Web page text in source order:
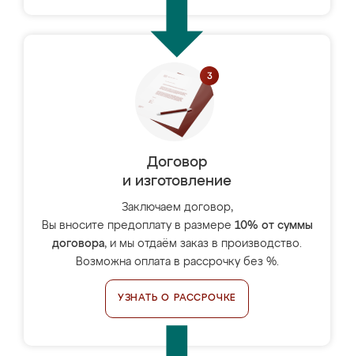
Договор
и изготовление
Заключаем договор,
Вы вносите предоплату в размере 10% от суммы
договора, и мы отдаём заказ в производство.
Возможна оплата в рассрочку без %.
УЗНАТЬ О РАССРОЧКЕ